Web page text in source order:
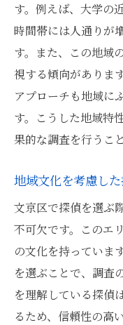
す。例えば、大学の
時間帯には人通りが
す。また、この地域
視する傾向がありま
アプローチも地域に
す。こうした地域特
果的な調査を行うこ
地域文化を考慮し
文京区で探偵を選ぶ
不可欠です。このエ
の文化を持っていま
を選ぶことで、調査
を理解している探偵
るため、信頼性の高